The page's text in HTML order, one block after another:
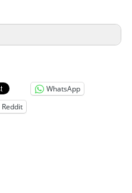
WhatsApp
Reddit